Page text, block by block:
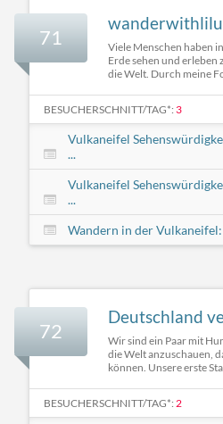
71
wanderwithlilu
Viele Menschen haben
Erde sehen und erleben
die Welt. Durch meine
BESUCHERSCHNITT/TAG*: 3
Vulkaneifel
...
Vulkaneifel
...
Wandern in der
72
Deutschland
Wir sind ein Paar mit
die Welt anzuschauen,
können. Unsere erste
BESUCHERSCHNITT/TAG*: 2